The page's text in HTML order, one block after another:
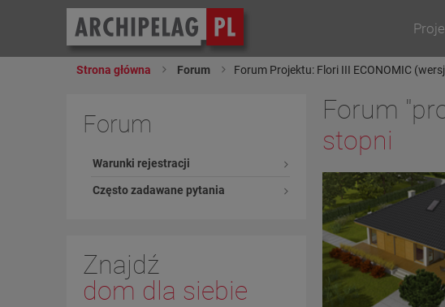
Strona główna Forum Forum Projektu: Flori III ECONOMIC
Forum
Warunki rejestracji
Często zadawane pytania
Znajdź
dom dla siebie
Forum
stopni